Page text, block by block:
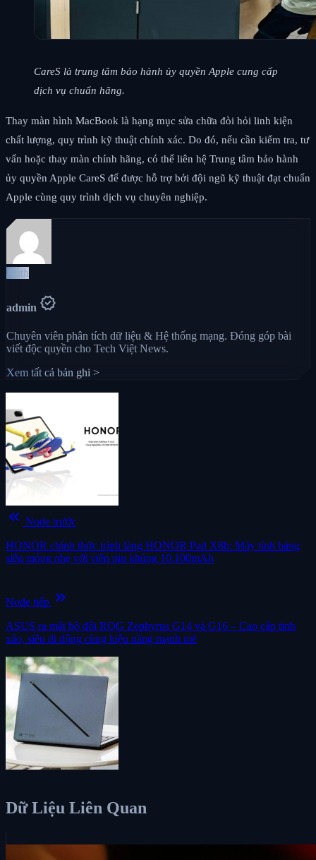
CareS là trung tâm bảo hành ủy quyền Apple cung cấp
dịch vụ chuẩn hãng.
Thay màn hình MacBook là hạng mục sửa chữa đòi hỏi linh kiện
chất lượng, quy trình kỹ thuật chính xác. Do đó, nếu cần kiểm tra, tư
vấn hoặc thay màn chính hãng, có thể liên hệ Trung tâm bảo hành
ủy quyền Apple CareS để được hỗ trợ bởi đội ngũ kỹ thuật đạt chuẩn
Apple cùng quy trình dịch vụ chuyên nghiệp.
Auth
admin verified
Chuyên viên phân tích dữ liệu & Hệ thống mạng. Đóng góp bài
viết độc quyền cho Tech Việt News.
Xem tất cả bản ghi >
keyboard_double_arrow_left Node trước
HONOR chính thức trình làng HONOR Pad X8b: Máy tính bảng
siêu mỏng nhẹ với viên pin khủng 10.100mAh
Node tiếp keyboard_double_arrow_right
ASUS ra mắt bộ đôi ROG Zephyrus G14 và G16 – Cao cấp tinh
xảo, siêu di động cùng hiệu năng mạnh mẽ
Dữ Liệu Liên Quan